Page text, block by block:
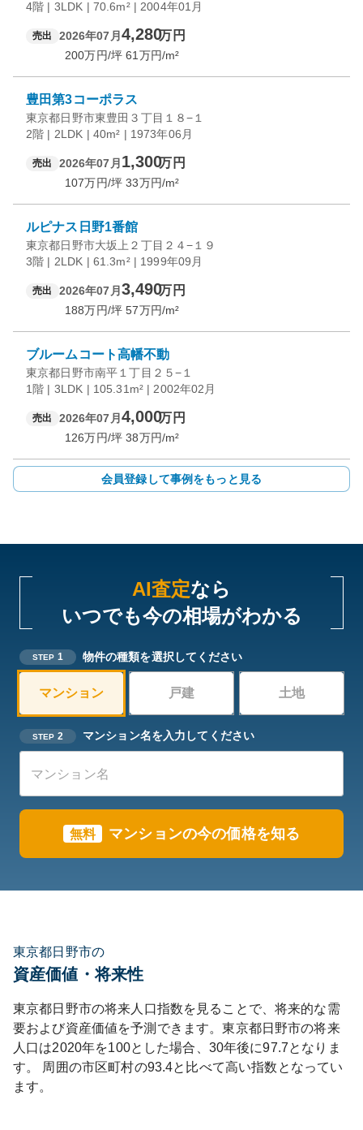
4階 | 3LDK | 70.6m² | 2004年01月
売出 2026年07月 4,280万円
200万円/坪 61 万円/m²
豊田第3コーポラス
東京都日野市東豊田３丁目１８−１
2階 | 2LDK | 40m² | 1973年06月
売出 2026年07月 1,300万円
107万円/坪 33万円/m²
ルピナス日野1番館
東京都日野市大坂上２丁目２４−１９
3階 | 2LDK | 61.3m² | 1999年09月
売出 2026年07月 3,490万円
188万円/坪 57万円/m²
ブルームコート高幡不動
東京都日野市南平１丁目２５−１
1階 | 3LDK | 105.31m² | 2002年02月
売出 2026年07月 4,000万円
126万円/坪 38万円/m²
会員登録して事例をもっと見る
AI査定なら
いつでも今の相場がわかる
STEP 1 物件の種類を選択してください
マンション 戸建 土地
STEP 2 マンション名を入力してください
無料 マンションの今の価格を知る
東京都日野市の
資産価値・将来性
東京都日野市の将来人口指数を見ることで、将来的な需
要および資産価値を予測できます。東京都日野市の将来
人口は2020年を100とした場合、30年後に97.7となりま
す。
周囲の市区町村の93.4と比べて高い指数となってい
ます。